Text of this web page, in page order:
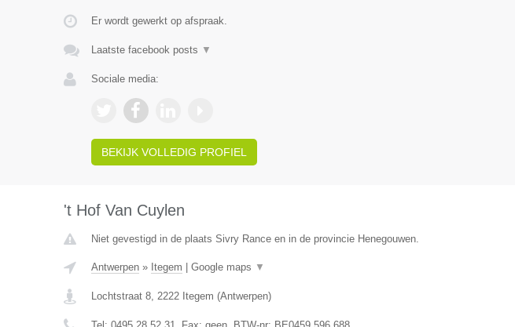
Er wordt gewerkt op afspraak.
Laatste facebook posts ▼
Sociale media:
BEKIJK VOLLEDIG PROFIEL
't Hof Van Cuylen
Niet gevestigd in de plaats Sivry Rance en in de provincie Henegouwen.
Antwerpen» Itegem Google maps ▼
Lochtstraat 8, 2222 Itegem (Antwerpen)